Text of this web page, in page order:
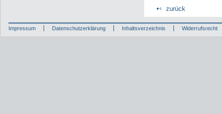
zurück
Impressum Datenschutzerklärung Inhaltsverzeichnis Widerrufsrecht